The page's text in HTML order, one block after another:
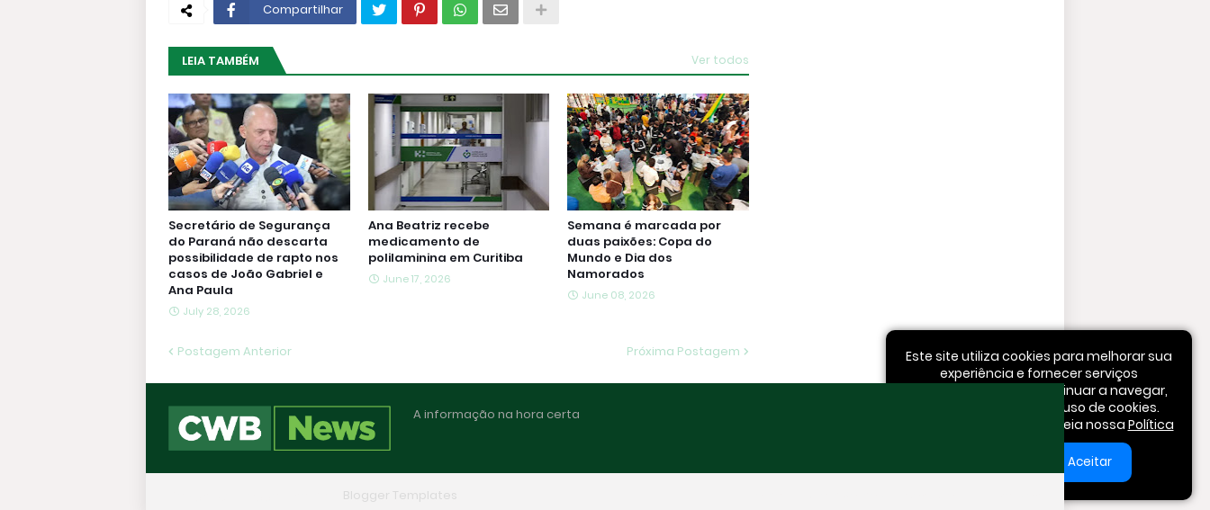
Compartilhar
LEIA TAMBÉM Ver todos
Secretário de Segurança
do Paraná não descarta
possibilidade de rapto nos
casos de João Gabriel e
Ana Paula
July 28, 2026
Ana Beatriz recebe
medicamento de
polilaminina em Curitiba
June 17, 2026
Semana é marcada por
duas paixões: Copa do
Mundo e Dia dos
Namorados
June 08, 2026
Postagem Anterior Próxima Postagem
Este site utiliza cookies para melhorar sua
experiência e fornecer serviços
personalizados. Ao continuar a navegar,
você concorda com o uso de cookies.
Para mais informações, leia nossa Política
Aceitar
A informação na hora certa
Blogger Templates